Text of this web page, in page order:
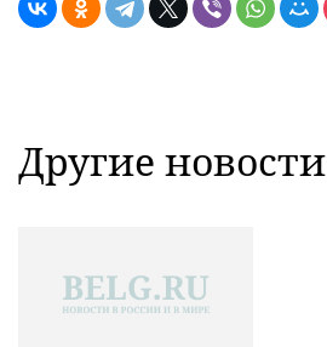
Другие новости